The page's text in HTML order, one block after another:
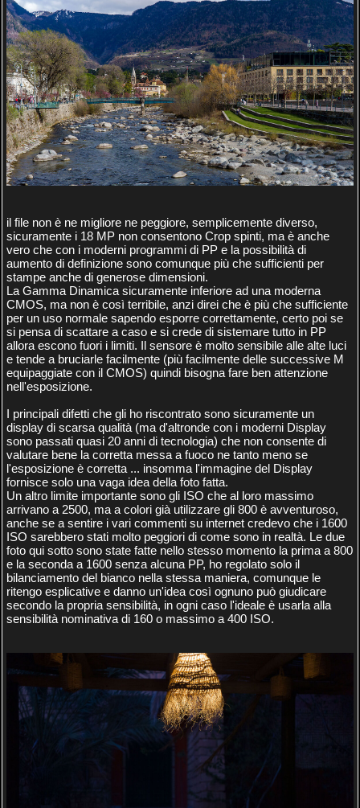
il file non è ne migliore ne peggiore, semplicemente diverso,
sicuramente i 18 MP non consentono Crop spinti, ma è anche
vero che con i moderni programmi di PP e la possibilità di
aumento di definizione sono comunque più che sufficienti per
stampe anche di generose dimensioni.
La Gamma Dinamica sicuramente inferiore ad una moderna
CMOS, ma non è così terribile, anzi direi che è più che sufficiente
per un uso normale sapendo esporre correttamente, certo poi se
si pensa di scattare a caso e si crede di sistemare tutto in PP
allora escono fuori i limiti. Il sensore è molto sensibile alle alte luci
e tende a bruciarle facilmente (più facilmente delle successive M
equipaggiate con il CMOS) quindi bisogna fare ben attenzione
nell'esposizione.
I principali difetti che gli ho riscontrato sono sicuramente un
display di scarsa qualità (ma d'altronde con i moderni Display
sono passati quasi 20 anni di tecnologia) che non consente di
valutare bene la corretta messa a fuoco ne tanto meno se
l'esposizione è corretta ... insomma l'immagine del Display
fornisce solo una vaga idea della foto fatta.
Un altro limite importante sono gli ISO che al loro massimo
arrivano a 2500, ma a colori già utilizzare gli 800 è avventuroso,
anche se a sentire i vari commenti su internet credevo che i 1600
ISO sarebbero stati molto peggiori di come sono in realtà. Le due
foto qui sotto sono state fatte nello stesso momento la prima a 800
e la seconda a 1600 senza alcuna PP, ho regolato solo il
bilanciamento del bianco nella stessa maniera, comunque le
ritengo esplicative e danno un'idea così ognuno può giudicare
secondo la propria sensibilità, in ogni caso l'ideale è usarla alla
sensibilità nominativa di 160 o massimo a 400 ISO.